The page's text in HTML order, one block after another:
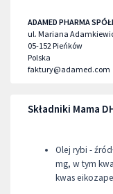
ADAMED PHARMA
ul. Mariana
05-152Pieńków
Polska
faktury@adamed.com
Składniki Mama
Olej rybi -
mg, w tym
kwas